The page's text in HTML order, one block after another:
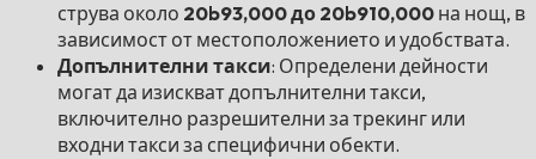
струва около 20b93,000 до 20b910,000 на нощ, в
зависимост от местоположението и удобствата.
Допълнителни такси: Определени дейности
могат да изискват допълнителни такси,
включително разрешителни за трекинг или
входни такси за специфични обекти.